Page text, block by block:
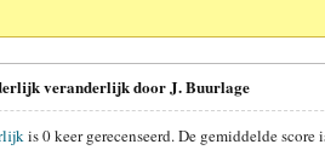
veranderlijk door J. Buurlage
is0keer gerecenseerd. De gemiddelde score